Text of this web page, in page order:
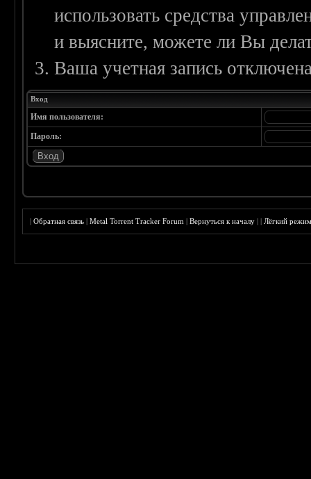
использовать средства
и выясните, можете ли Вы
Ваша учетная запись
Вход
Имя пользователя:
Пароль:
|Обратная связь |Metal Torrent Tracker Forum |Вернуться к началу ||Лёгкий